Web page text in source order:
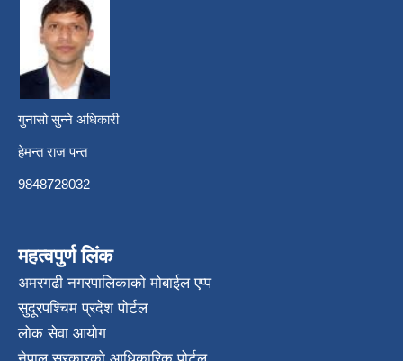
गुनासो सुन्ने अधिकारी
हेमन्त राज पन्त
9848728032
महत्वपुर्ण लिंक
अमरगढी नगरपालिकाको मोबाईल एप्प
सुदूरपश्चिम प्रदेश पोर्टल
लोक सेवा आयोग